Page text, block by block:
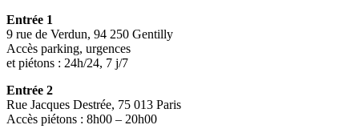
Entrée 1
9 rue de Verdun, 94 250 Gentilly
Accès parking, urgences
et piétons : 24h/24, 7 j/7
Entrée 2
Rue Jacques Destrée, 75 013 Paris
Accès piétons : 8h00 – 20h00